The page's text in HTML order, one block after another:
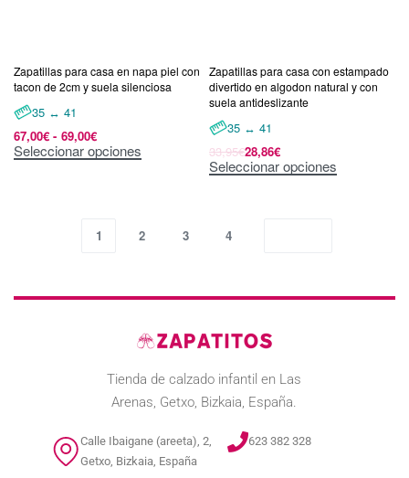
Zapatillas para casa en napa piel con
tacon de 2cm y suela silenciosa
35 ↔ 41
67,00€ 69,00€
Seleccionar opciones
Zapatillas para casa con estampado
divertido en algodon natural y con
suela antideslizante
35 ↔ 41
33,95€28,86€
Seleccionar opciones
1 2 3 4
Tienda de calzado infantil en Las
Arenas, Getxo, Bizkaia, España.
Calle Ibaigane (areeta), 2,
Getxo, Bizkaia, España
623 382 328